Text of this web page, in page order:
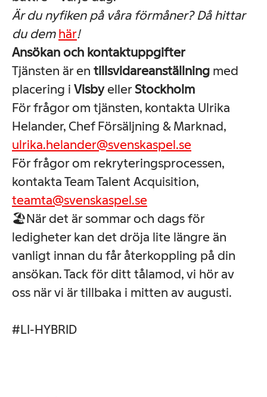
Är du nyfiken på våra förmåner? Då hittar
du demhär!
Ansökan och kontaktuppgifter
Tjänsten är en tillsvidareanställning med
placering i VisbyellerStockholm
För frågor om tjänsten, kontakta Ulrika
Helander, Chef Försäljning & Marknad,
ulrika.helander@svenskaspel.se
För frågor om rekryteringsprocessen,
kontakta Team Talent Acquisition,
teamta@svenskaspel.se
🏖️När det är sommar och dags för
ledigheter kan det dröja lite längre än
vanligt innan du får återkoppling på din
ansökan. Tack för ditt tålamod, vi hör av
oss när vi är tillbaka i mitten av augusti.
#LI-HYBRID